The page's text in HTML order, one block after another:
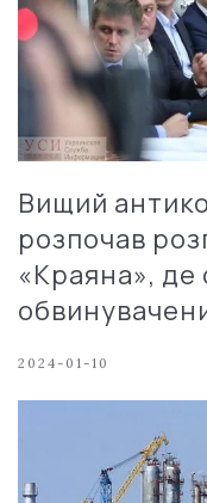
Вищий
розпочав
«Краяна», де
2024-01-10